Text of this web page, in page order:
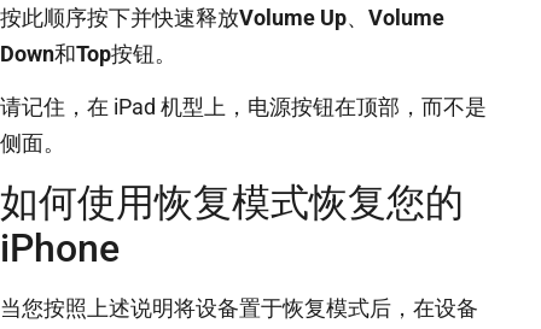
按此顺序按下并快速释放Volume Up、 Volume
Down和Top按钮。
请记住，在 iPad 机型上，电源按钮在顶部，而不是
侧面。
如何使用恢复模式恢复您的
iPhone
当您按照上述说明将设备置于恢复模式后，在设备